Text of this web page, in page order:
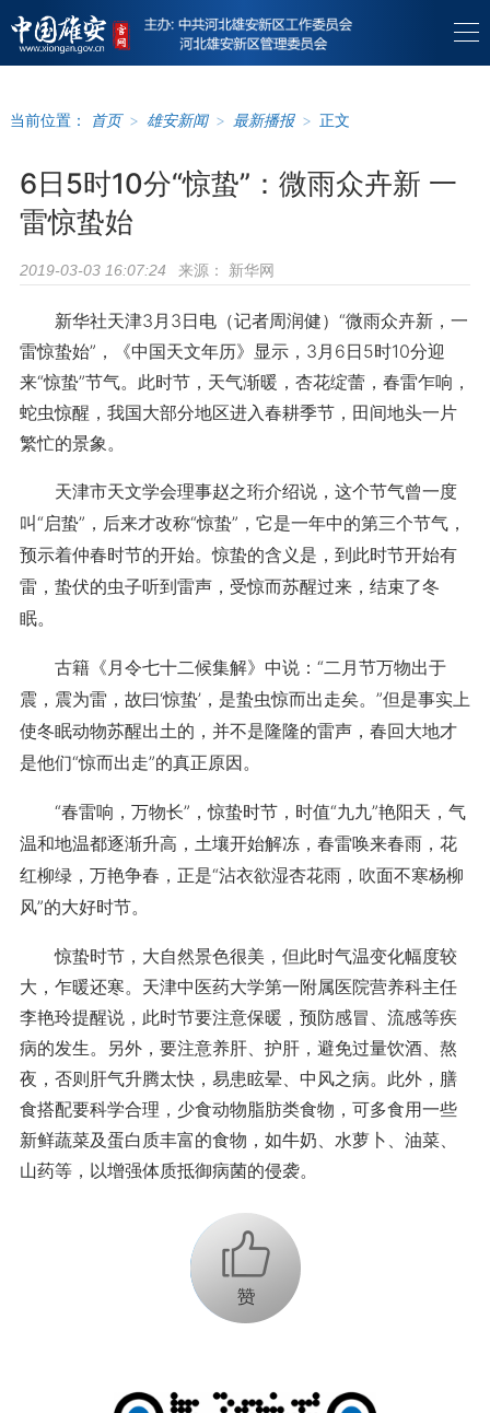
当前位置： 首页 > 雄安新闻 > 最新播报 > 正文
6日5时10分“惊蛰”：微雨众卉新 一
雷惊蛰始
2019-03-03 16:07:24 来源： 新华网
新华社天津3月3日电（记者周润健）“微雨众卉新，一
雷惊蛰始”，《中国天文年历》显示，3月6日5时10分迎
来“惊蛰”节气。此时节，天气渐暖，杏花绽蕾，春雷乍响，
蛇虫惊醒，我国大部分地区进入春耕季节，田间地头一片
繁忙的景象。
天津市天文学会理事赵之珩介绍说，这个节气曾一度
叫“启蛰”，后来才改称“惊蛰”，它是一年中的第三个节气，
预示着仲春时节的开始。惊蛰的含义是，到此时节开始有
雷，蛰伏的虫子听到雷声，受惊而苏醒过来，结束了冬
眠。
古籍《月令七十二候集解》中说：“二月节万物出于
震，震为雷，故曰‘惊蛰’，是蛰虫惊而出走矣。”但是事实上
使冬眠动物苏醒出土的，并不是隆隆的雷声，春回大地才
是他们“惊而出走”的真正原因。
“春雷响，万物长”，惊蛰时节，时值“九九”艳阳天，气
温和地温都逐渐升高，土壤开始解冻，春雷唤来春雨，花
红柳绿，万艳争春，正是“沾衣欲湿杏花雨，吹面不寒杨柳
风”的大好时节。
惊蛰时节，大自然景色很美，但此时气温变化幅度较
大，乍暖还寒。天津中医药大学第一附属医院营养科主任
李艳玲提醒说，此时节要注意保暖，预防感冒、流感等疾
病的发生。另外，要注意养肝、护肝，避免过量饮酒、熬
夜，否则肝气升腾太快，易患眩晕、中风之病。此外，膳
食搭配要科学合理，少食动物脂肪类食物，可多食用一些
新鲜蔬菜及蛋白质丰富的食物，如牛奶、水萝卜、油菜、
山药等，以增强体质抵御病菌的侵袭。
+1